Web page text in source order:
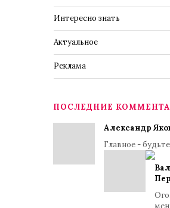
Интересно знать
Актуальное
Реклама
ПОСЛЕДНИЕ
Александр
Главное -